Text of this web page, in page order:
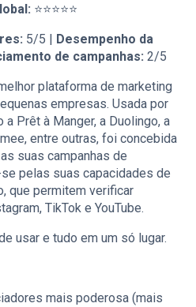
⭐⭐⭐⭐⭐
5/5 | Desempenho da
de campanhas: 2/5
plataforma de marketing
empresas. Usada por
Prêt à Manger, a Duolingo, a
entre outras, foi concebida
suas campanhas de
pelas suas capacidades de
que permitem verificar
TikTok e YouTube.
usar e tudo em um só lugar.
mais poderosa (mais